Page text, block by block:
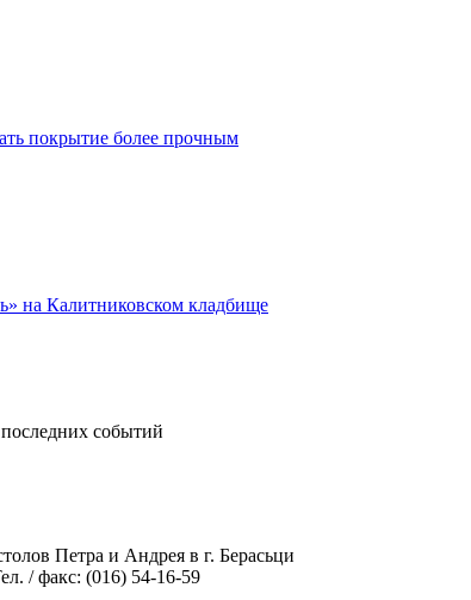
покрытие более прочным
на Калитниковском кладбище
событий
Петра и Андрея в г. Берасьци
/ факс: (016) 54-16-59